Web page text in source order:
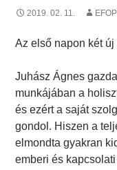
2019. 02. 11.
Az első napon két
Juhász Ágnes
munkájában a
és ezért a saját
gondol. Hiszen a
elmondta gyakran
emberi és